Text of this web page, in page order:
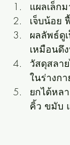
แผลเล็ก
เจ็บน้อย
ผลลัพธ์ดู
เหมือนดึ
วัสดุสลา
ในร่างกา
ยกได้หล
คิ้ว ขมับ